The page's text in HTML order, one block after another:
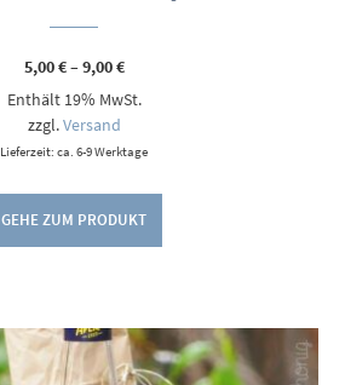
5,00€–9,00€Preisspanne:
bis
Enthält 19% MwSt.
zzgl.Versand
Lieferzeit: ca. 6-9 Werktage
GEHE ZUM PRODUKT